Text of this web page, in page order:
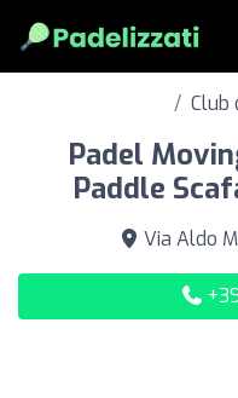
Club
Padel
Paddle
Via Aldo